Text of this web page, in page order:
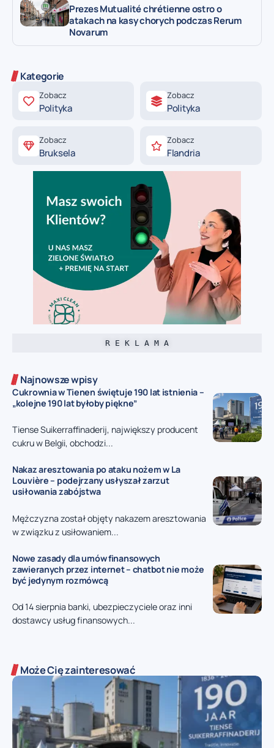
Prezes Mutualité chrétienne ostro o
atakach na kasy chorych podczas Rerum
Novarum
Kategorie
Zobacz
Polityka
Zobacz
Polityka
Zobacz
Bruksela
Zobacz
Flandria
R E K L A M A
Najnowsze wpisy
Cukrownia w Tienen świętuje 190 lat istnienia –
„kolejne 190 lat byłoby piękne”
Tiense Suikerraffinaderij, największy producent
cukru w Belgii, obchodzi...
Nakaz aresztowania po ataku nożem w La
Louvière – podejrzany usłyszał zarzut
usiłowania zabójstwa
Mężczyzna został objęty nakazem aresztowania
w związku z usiłowaniem...
Nowe zasady dla umów finansowych
zawieranych przez internet – chatbot nie może
być jedynym rozmówcą
Od 14 sierpnia banki, ubezpieczyciele oraz inni
dostawcy usług finansowych...
Może Cię zainteresować